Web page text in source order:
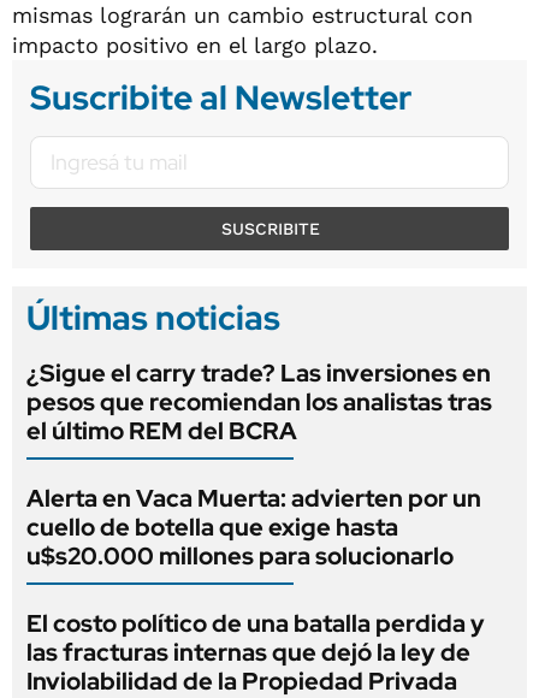
mismas lograrán un cambio estructural con
impacto positivo en el largo plazo.
Suscribite al Newsletter
SUSCRIBITE
Últimas noticias
¿Sigue el carry trade? Las inversiones en
pesos que recomiendan los analistas tras
el último REM del BCRA
Alerta en Vaca Muerta: advierten por un
cuello de botella que exige hasta
u$s20.000 millones para solucionarlo
El costo político de una batalla perdida y
las fracturas internas que dejó la ley de
Inviolabilidad de la Propiedad Privada